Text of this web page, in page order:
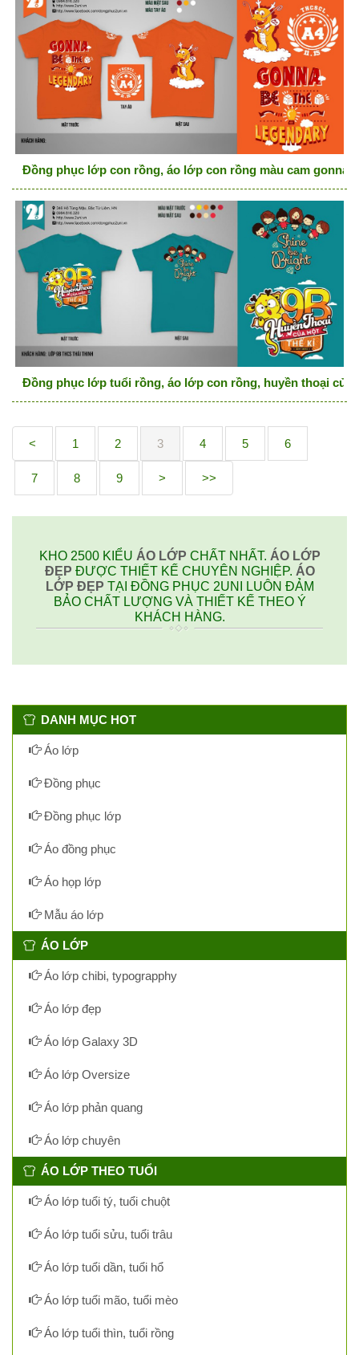
Đồng phục lớp con rồng, áo lớp con rồng màu cam gonna
Đồng phục lớp tuổi rồng, áo lớp con rồng, huyền thoại của
< 1 2 3 4 5 6
7 8 9 > >>
KHO 2500 KIỂU ÁO LỚP CHẤT NHẤT. ÁO LỚP
ĐẸP ĐƯỢC THIẾT KẾ CHUYÊN NGHIỆP. ÁO
LỚP ĐẸP TẠI ĐỒNG PHỤC 2UNI LUÔN ĐẢM
BẢO CHẤT LƯỢNG VÀ THIẾT KẾ THEO Ý
KHÁCH HÀNG.
DANH MỤC HOT
Áo lớp
Đồng phục
Đồng phục lớp
Áo đồng phục
Áo họp lớp
Mẫu áo lớp
ÁO LỚP
Áo lớp chibi, typograpphy
Áo lớp đẹp
Áo lớp Galaxy 3D
Áo lớp Oversize
Áo lớp phản quang
Áo lớp chuyên
ÁO LỚP THEO TUỔI
Áo lớp tuổi tý, tuổi chuột
Áo lớp tuổi sửu, tuổi trâu
Áo lớp tuổi dần, tuổi hổ
Áo lớp tuổi mão, tuổi mèo
Áo lớp tuổi thìn, tuổi rồng